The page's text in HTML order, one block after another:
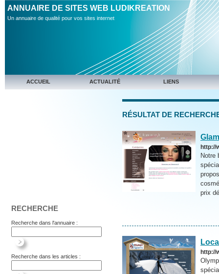
ANNUAIRE DE SITES WEB LUDIKREATION
Un annuaire de qualité pour vos sites internet
ACCUEIL ACTUALITÉ LIENS
RECHERCHE
Recherche dans l'annuaire :
Recherche dans les articles :
RÉSULTAT DE
http://
Notre
prix
http://